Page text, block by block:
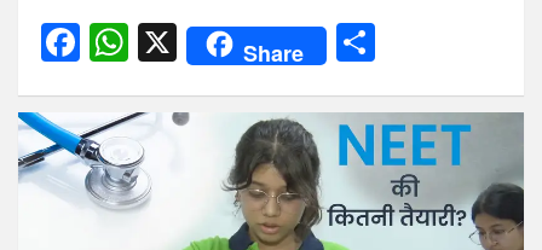
F
ce
b
o
W
at
s
A
X Share
ar
e